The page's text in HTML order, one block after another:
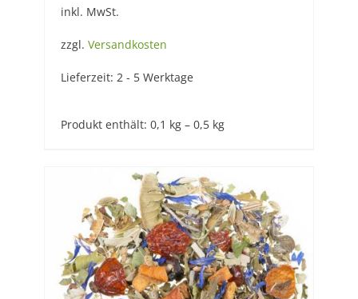
inkl. MwSt.
zzgl. Versandkosten
Lieferzeit: 2 - 5 Werktage
Produkt enthält: 0,1 kg – 0,5 kg